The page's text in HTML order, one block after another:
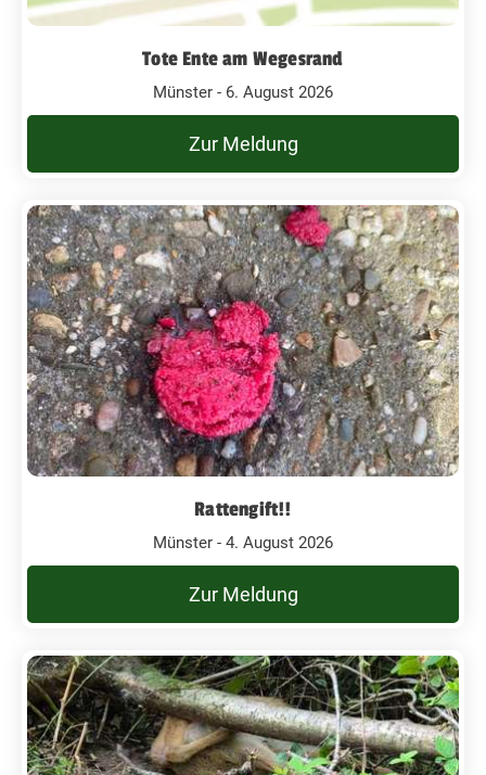
Tote Ente am Wegesrand
Münster - 6. August 2026
Zur Meldung
Rattengift!!
Münster - 4. August 2026
Zur Meldung